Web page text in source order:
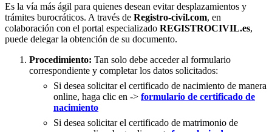
Es la vía más ágil para quienes desean evitar desplazamientos y
trámites burocráticos. A través de Registro-civil.com, en
colaboración con el portal especializado REGISTROCIVIL.es,
puede delegar la obtención de su documento.
Procedimiento: Tan solo debe acceder al formulario
correspondiente y completar los datos solicitados:
Si desea solicitar el certificado de nacimiento de manera
online, haga clic en -> formulario de certificado de
nacimiento
Si desea solicitar el certificado de matrimonio de